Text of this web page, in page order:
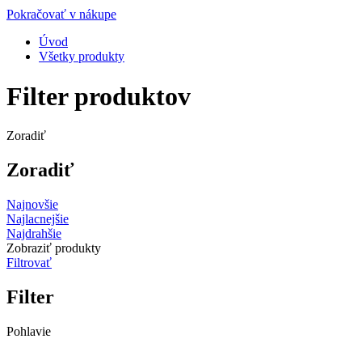
Pokračovať v nákupe
Úvod
Všetky produkty
Filter produktov
Zoradiť
Zoradiť
Najnovšie
Najlacnejšie
Najdrahšie
Zobraziť produkty
Filtrovať
Filter
Pohlavie